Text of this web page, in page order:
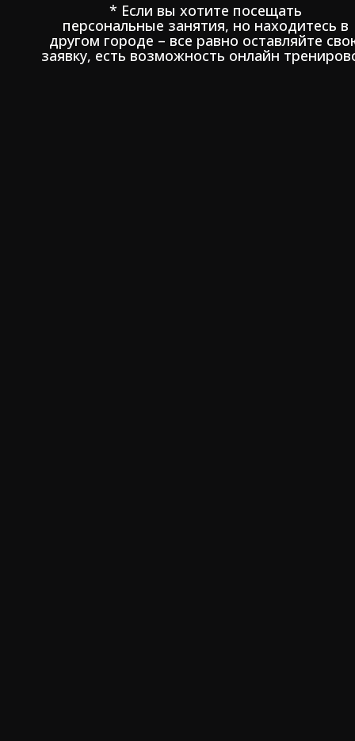
* Если вы хотите посещать
персональные занятия, но находитесь в
другом городе – все равно оставляйте
заявку, есть возможность онлайн